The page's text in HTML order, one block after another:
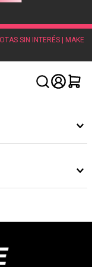
SIN INTERÉS | MAKE